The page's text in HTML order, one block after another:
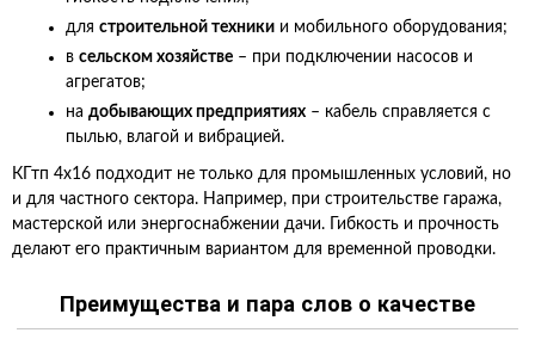
для строительной техники и мобильного оборудования;
в сельском хозяйстве – при подключении насосов и
агрегатов;
на добывающих предприятиях – кабель справляется с
пылью, влагой и вибрацией.
КГтп 4х16 подходит не только для промышленных условий, но
и для частного сектора. Например, при строительстве гаража,
мастерской или энергоснабжении дачи. Гибкость и прочность
делают его практичным вариантом для временной проводки.
Преимущества и пара слов о качестве